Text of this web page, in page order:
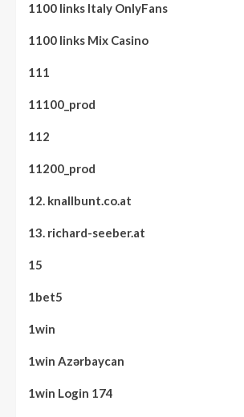
1100 links Italy OnlyFans
1100 links Mix Casino
111
11100_prod
112
11200_prod
12. knallbunt.co.at
13. richard-seeber.at
15
1bet5
1win
1win Azərbaycan
1win Login 174